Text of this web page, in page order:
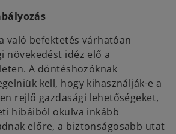
való befektetés várhatóan
növekedést idéz elő a
A döntéshozóknak
kell, hogy kihasználják-e a
rejlő gazdasági lehetőségeket,
hibáiból okulva inkább
előre, a biztonságosabb utat